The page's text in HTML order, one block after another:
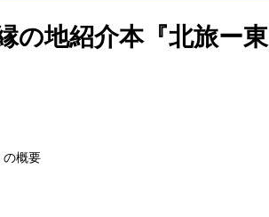
の地紹介本『北旅ー東
概要